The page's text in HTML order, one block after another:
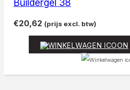
Buildergel 38
€20,62 (prijs excl. btw)